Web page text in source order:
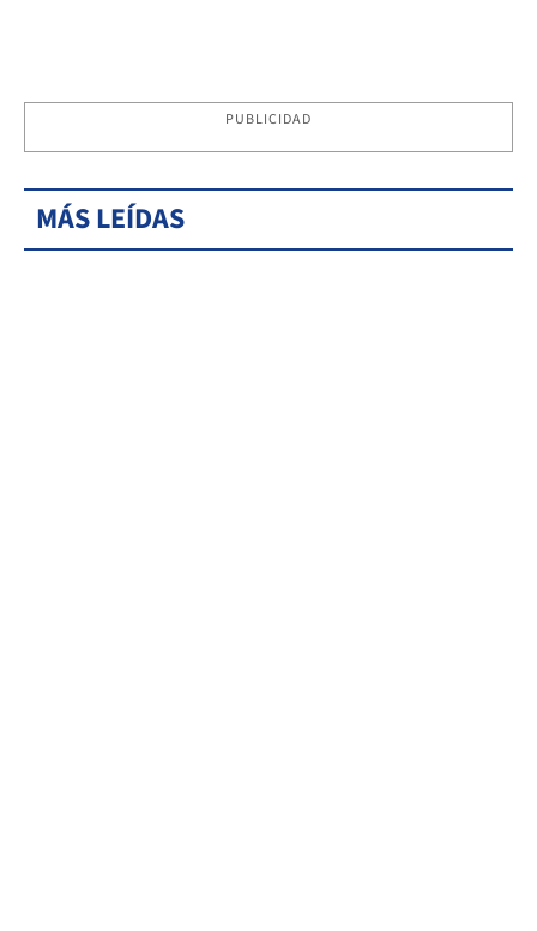
PUBLICIDAD
MÁS LEÍDAS